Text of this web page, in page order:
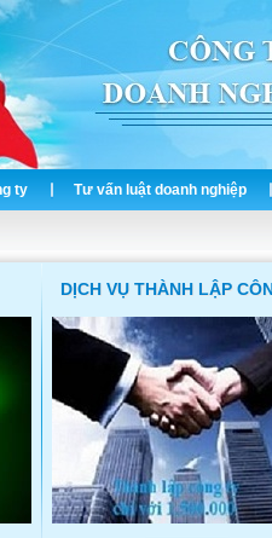
ty Tư vấn luật doanh nghiệp
THAY ĐỔI GIẤY PHÉP